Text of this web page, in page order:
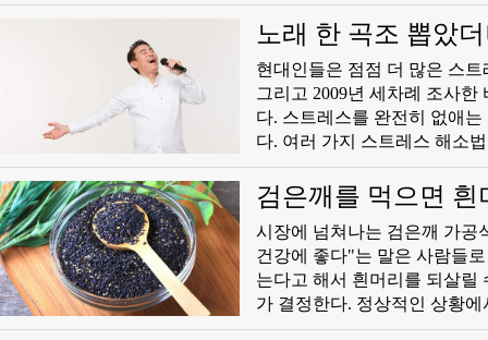
서 잠이 오게하는 효과를 낸
이 이를 자극하면 ‘멜라놉신
를 전달한다. 시교차상핵은
주기 생체시계를 조정하는 요
것”이라고 했다. 해빛이 밝지
움이 된다.
노래 한 곡조 뽑았
현대인들은 점점 더 많은 스
그리고 2009년 세차례 조사
다. 스트레스를 완전히 없애는 것은 불가능한 일. 그러나 이를 완화하거나 일시적으로 퇴치할 수는 있
다. 여러 가지 스트레스 해소
건강·의료 매체 ‘프리벤션
다. “노래를 불러라”=독일에서 나온 한 연구에 따르면 노래를 부르는 것이 면역계 기능을 향상시키는
데 효과적인 것으로 밝혀졌
다 더 높게 나타났다.
검은깨를 먹으면 흰
시장에 넘쳐나는 검은깨 가공
건강에 좋다"는 말은 사람들
는다고 해서 흰머리를 되살릴 수는 없다. 모발 색갈을 결정하는 주체 모발
가 결정한다. 정상적인 상황
머리카락을 검정색, 갈색 등